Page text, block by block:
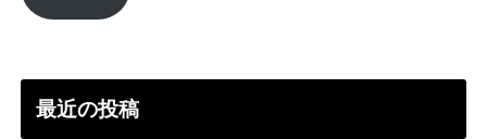
ド
最近の投稿